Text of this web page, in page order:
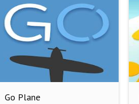
Go Plane